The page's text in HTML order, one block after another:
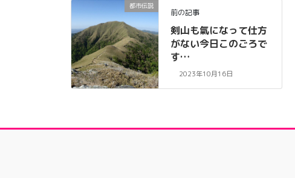
都市伝説
前の記事
剣山も氣になって仕方
がない今日このごろで
す…
2023年10月16日